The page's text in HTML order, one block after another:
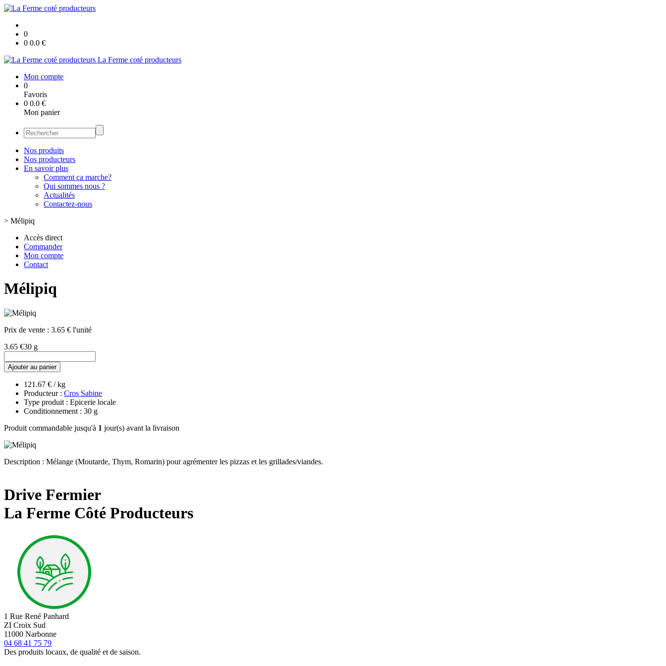
0
0 0.0 €
La Ferme coté producteurs
Mon compte
0
Favoris
0 0.0 €
Mon panier
Nos produits
Nos producteurs
En savoir plus
Comment ça marche?
Qui sommes nous ?
Actualités
Contactez-nous
> Mélipiq
Accès direct
Commander
Mon compte
Contact
Mélipiq
Prix de vente : 3.65 € l'unité
3.65 €30 g
Ajouter au panier
121.67 € / kg
Producteur : Cros Sabine
Type produit : Epicerie locale
Conditionnement : 30 g
Produit commandable jusqu'à 1 jour(s) avant la livraison
Description : Mélange (Moutarde, Thym, Romarin) pour agrémenter les pizzas et les grillades/viandes.
Drive Fermier
La Ferme Côté Producteurs
1 Rue René Panhard
ZI Croix Sud
11000 Narbonne
04 68 41 75 79
Des produits locaux, de qualité et de saison.